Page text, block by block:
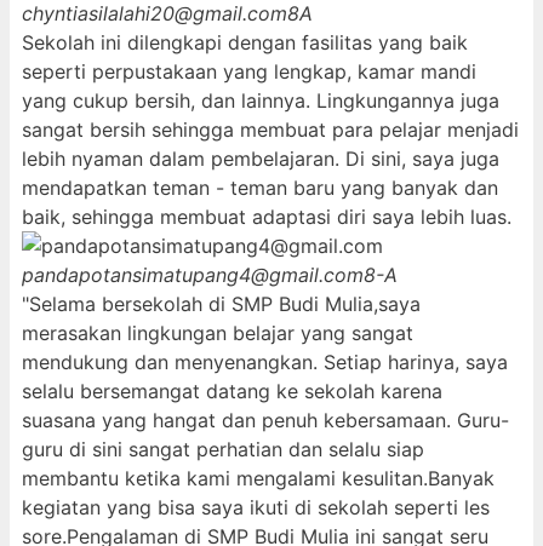
chyntiasilalahi20@gmail.com8A
Sekolah ini dilengkapi dengan fasilitas yang baik
seperti perpustakaan yang lengkap, kamar mandi
yang cukup bersih, dan lainnya. Lingkungannya juga
sangat bersih sehingga membuat para pelajar menjadi
lebih nyaman dalam pembelajaran. Di sini, saya juga
mendapatkan teman - teman baru yang banyak dan
baik, sehingga membuat adaptasi diri saya lebih luas.
pandapotansimatupang4@gmail.com8-A
"Selama bersekolah di SMP Budi Mulia,saya
merasakan lingkungan belajar yang sangat
mendukung dan menyenangkan. Setiap harinya, saya
selalu bersemangat datang ke sekolah karena
suasana yang hangat dan penuh kebersamaan. Guru-
guru di sini sangat perhatian dan selalu siap
membantu ketika kami mengalami kesulitan.Banyak
kegiatan yang bisa saya ikuti di sekolah seperti les
sore.Pengalaman di SMP Budi Mulia ini sangat seru